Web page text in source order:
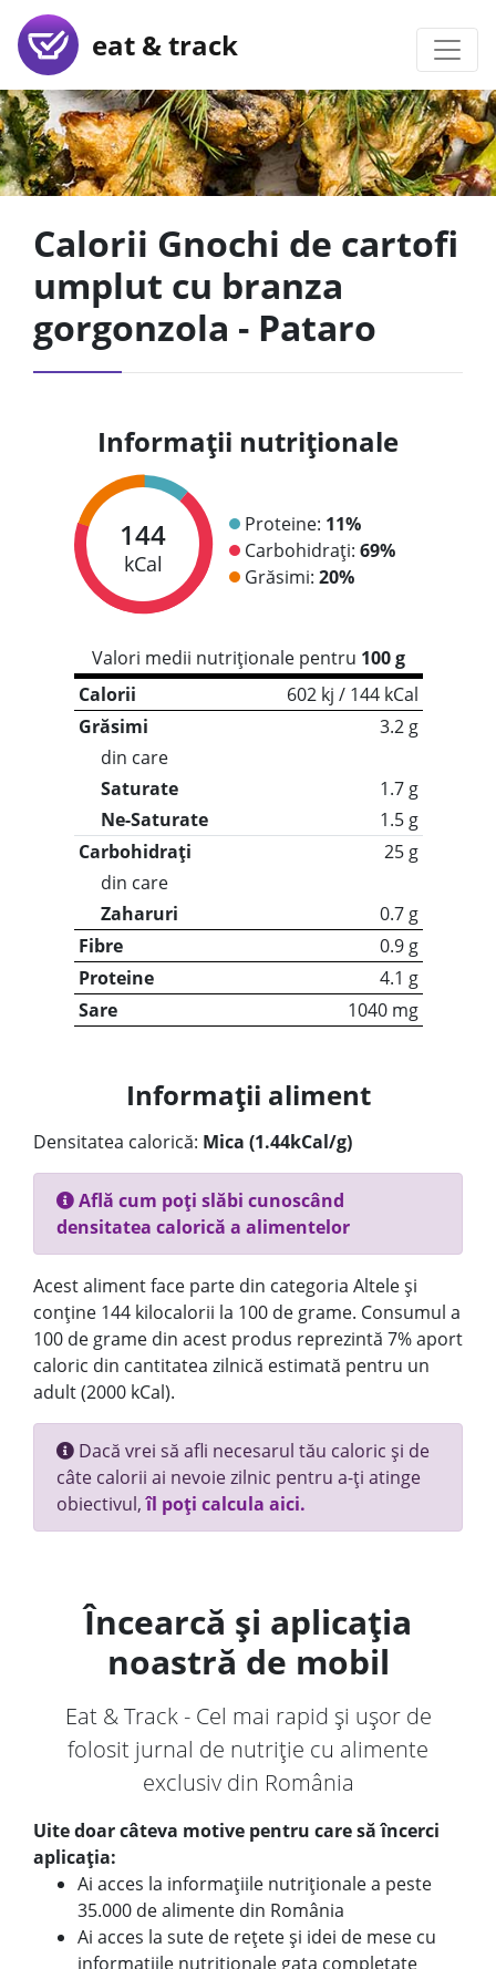
eat & track
Calorii Gnochi de cartofi
umplut cu branza
gorgonzola - Pataro
Informații nutriționale
144
kCal
Proteine: 11%
Carbohidrați: 69%
Grăsimi: 20%
Valori medii nutriționale pentru 100 g
Calorii
602 kj / 144 kCal
Grăsimi
3.2 g
din care
Saturate
1.7 g
Ne-Saturate
1.5 g
Carbohidrați
25 g
din care
Zaharuri
0.7 g
Fibre
0.9 g
Proteine
4.1 g
Sare
1040 mg
Informații aliment
Densitatea calorică: Mica (1.44kCal/g)
Află cum poți slăbi cunoscând
densitatea calorică a alimentelor
Acest aliment face parte din categoria Altele și
conține 144 kilocalorii la 100 de grame. Consumul a
100 de grame din acest produs reprezintă 7% aport
caloric din cantitatea zilnică estimată pentru un
adult (2000 kCal).
Dacă vrei să afli necesarul tău caloric și de
câte calorii ai nevoie zilnic pentru a-ți atinge
obiectivul,îl poți calcula aici.
Încearcă și aplicația
noastră de mobil
Eat & Track - Cel mai rapid și ușor de
folosit jurnal de nutriție cu alimente
exclusiv din România
Uite doar câteva motive pentru care să încerci
aplicația:
Ai acces la informațiile nutriționale a peste
35.000 de alimente din România
Ai acces la sute de rețete și idei de mese cu
informațiile nutriționale gata completate